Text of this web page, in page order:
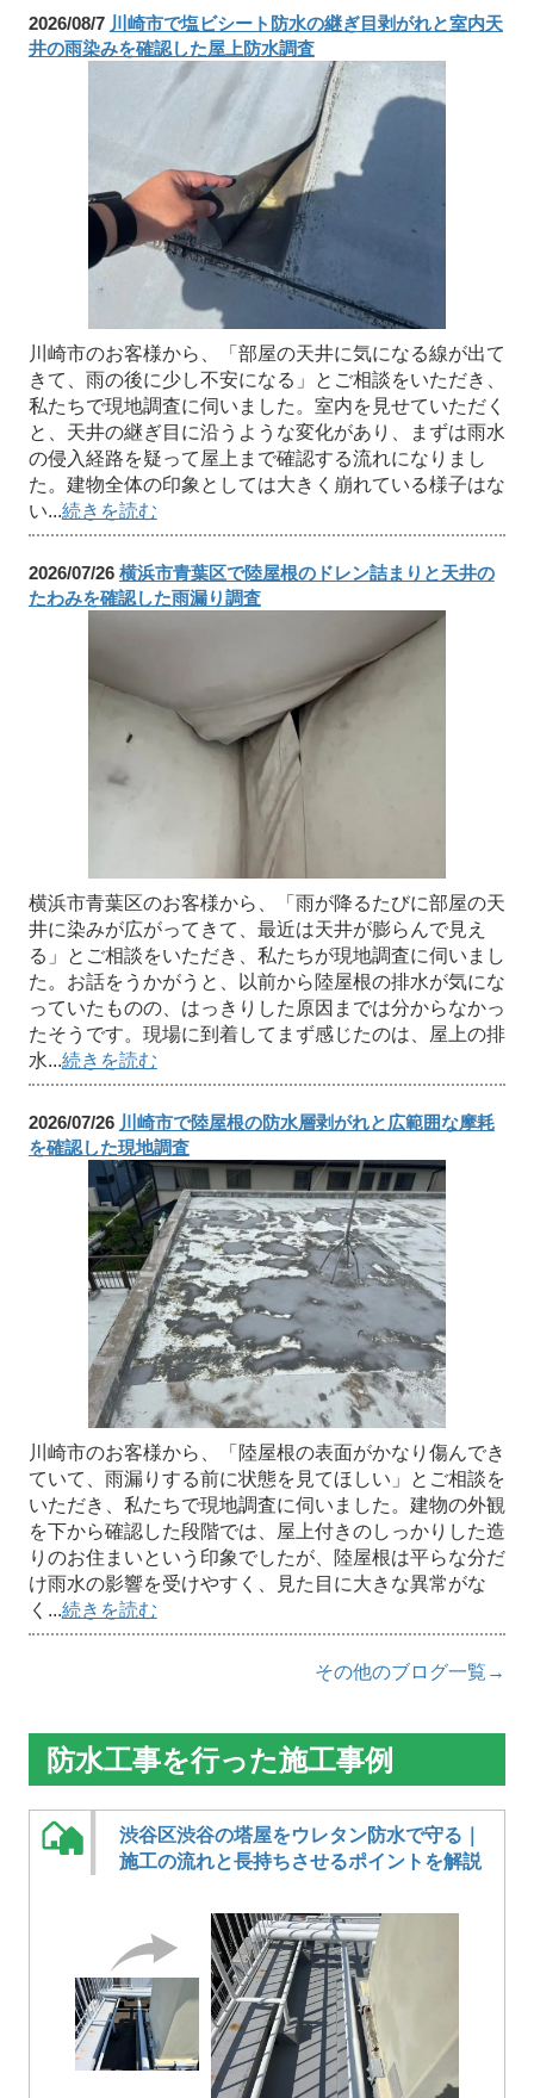
2026/08/7 川崎市で塩ビシート防水の継ぎ目剥がれと室内天
井の雨染みを確認した屋上防水調査
川崎市のお客様から、「部屋の天井に気になる線が出て
きて、雨の後に少し不安になる」とご相談をいただき、
私たちで現地調査に伺いました。室内を見せていただく
と、天井の継ぎ目に沿うような変化があり、まずは雨水
の侵入経路を疑って屋上まで確認する流れになりまし
た。建物全体の印象としては大きく崩れている様子はな
い...続きを読む
2026/07/26 横浜市青葉区で陸屋根のドレン詰まりと天井の
たわみを確認した雨漏り調査
横浜市青葉区のお客様から、「雨が降るたびに部屋の天
井に染みが広がってきて、最近は天井が膨らんで見え
る」とご相談をいただき、私たちが現地調査に伺いまし
た。お話をうかがうと、以前から陸屋根の排水が気にな
っていたものの、はっきりした原因までは分からなかっ
たそうです。現場に到着してまず感じたのは、屋上の排
水...続きを読む
2026/07/26 川崎市で陸屋根の防水層剥がれと広範囲な摩耗
を確認した現地調査
川崎市のお客様から、「陸屋根の表面がかなり傷んでき
ていて、雨漏りする前に状態を見てほしい」とご相談を
いただき、私たちで現地調査に伺いました。建物の外観
を下から確認した段階では、屋上付きのしっかりした造
りのお住まいという印象でしたが、陸屋根は平らな分だ
け雨水の影響を受けやすく、見た目に大きな異常がな
く...続きを読む
その他のブログ一覧→
防水工事を行った施工事例
渋谷区渋谷の塔屋をウレタン防水で守る｜
施工の流れと長持ちさせるポイントを解説